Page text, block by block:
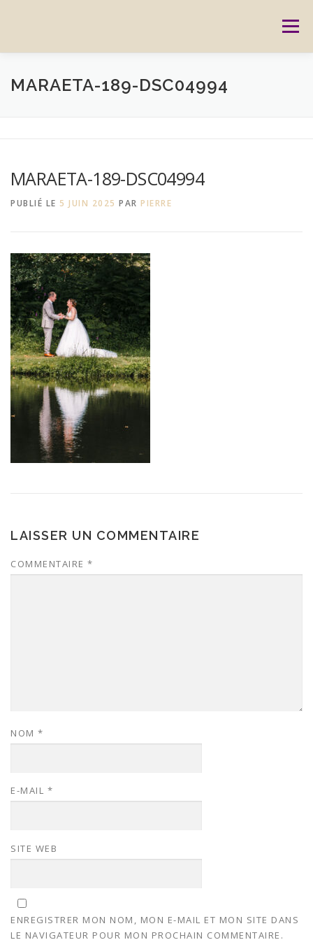
Menu
ACCUEIL PRESTATIONS CARTES CADEAUX
REPORTAGES MON HISTOIRE
MARAETA-189-DSC04994
MARAETA-189-DSC04994
PUBLIÉ LE 5 JUIN 2025 PAR PIERRE
LAISSER UN COMMENTAIRE
COMMENTAIRE *
NOM *
E-MAIL *
SITE WEB
ENREGISTRER MON NOM, MON E-MAIL ET MON SITE DANS
LE NAVIGATEUR POUR MON PROCHAIN COMMENTAIRE.